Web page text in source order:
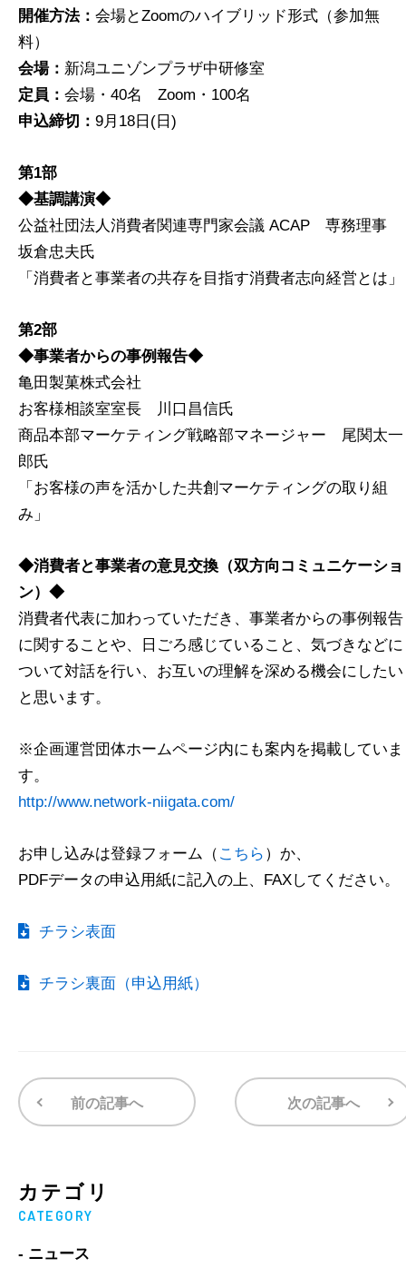
開催方法： 会場とZoomのハイブリッド形式（参加無
料）
会場： 新潟ユニゾンプラザ中研修室
定員： 会場・40名 Zoom・100名
申込締切： 9月18日(日)
第1部
◆基調講演◆
公益社団法人消費者関連専門家会議 ACAP 専務理事
坂倉忠夫氏
「消費者と事業者の共存を目指す消費者志向経営とは」
第2部
◆事業者からの事例報告◆
亀田製菓株式会社
お客様相談室室長 川口昌信氏
商品本部マーケティング戦略部マネージャー 尾関太一
郎氏
「お客様の声を活かした共創マーケティングの取り組
み」
◆消費者と事業者の意見交換（双方向コミュニケーショ
ン）◆
消費者代表に加わっていただき、事業者からの事例報告
に関することや、日ごろ感じていること、気づきなどに
ついて対話を行い、お互いの理解を深める機会にしたい
と思います。
※企画運営団体ホームページ内にも案内を掲載していま
す。
http://www.network-niigata.com/
お申し込みは登録フォーム（ こちら ）か、
PDFデータの申込用紙に記入の上、FAXしてください。
チラシ表面
チラシ裏面（申込用紙）
前の記事へ 次の記事へ
カテゴリ
CATEGORY
- ニュース